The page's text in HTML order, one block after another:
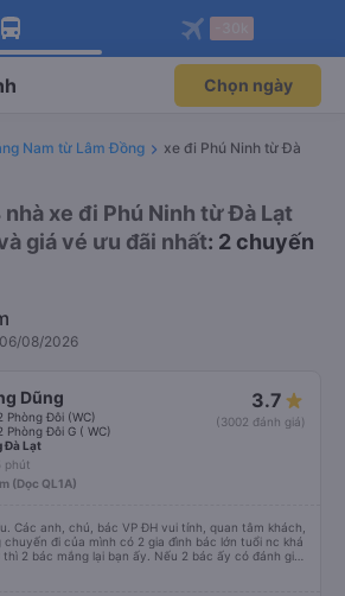
app Vexere ngay!
ưu đãi thành viên độc
Mở app
app Vexere
ghế khi đặt vé máy bay qua
Mở app
Chọn ngày
Nam từ Lâm Đồng
xe đi Phú Ninh từ Đà
xe đi Phú Ninh từ Đà Lạt
giá vé ưu đãi nhất: 2 chuyến
08/2026
Dũng
Phòng Đôi (WC)
Phòng Đôi G ( WC)
3.7
(3002 đánh giá)
Đà Lạt
phút
(Dọc QL1A)
Các anh, chú, bác VP ĐH vui tính, quan tâm khách,
2 bác mắng lại bạn ấy. Nếu 2 bác ấy có đánh giá
Bạn ấy nhắc nhở rất đúng. 2 bác nói rất to. To